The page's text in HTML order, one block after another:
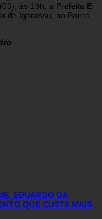
às 19h, a Prefeita El
de Igarassu, no Bairro
EDUARDO DA
QUE CUSTA MAIS